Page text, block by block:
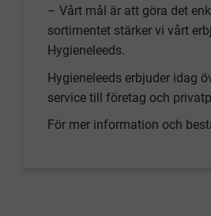
– Vårt mål är att göra det
sortimentet stärker vi vårt
Hygieneleeds.
Hygieneleeds erbjuder idag
service till företag och
För mer information och